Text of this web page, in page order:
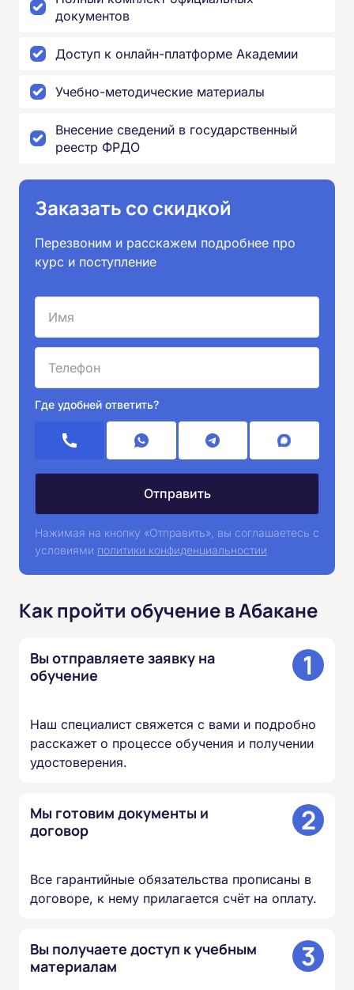
документов
Доступ к онлайн-платформе Академии
Учебно-методические материалы
Внесение сведений в государственный
реестр ФРДО
Заказать со скидкой
Перезвоним и расскажем подробнее про
курс и поступление
Где удобней ответить?
Нажимая на кнопку «Отправить», вы соглашаетесь с
условиями политики конфиденциальностии
Как пройти обучение в Абакане
Вы отправляете заявку на
обучение
1
Наш специалист свяжется с вами и подробно
расскажет о процессе обучения и получении
удостоверения.
Мы готовим документы и
договор
2
Все гарантийные обязательства прописаны в
договоре, к нему прилагается счёт на оплату.
Вы получаете доступ к учебным
материалам
3